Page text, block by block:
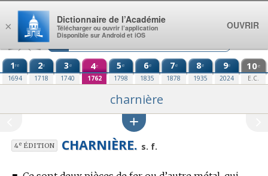
Aller au contenu
1re
1694
2e
1718
3e
1740
4e
1762
5e
1798
6e
1835
7e
1878
8e
1935
9e
2024
10e
E.C.
charnière
4eÉDITION CHARNIÈRE. s. f.
×
Dictionnaire de l’Académie
Télécharger ou ouvrir l’application
Disponible sur Android et iOS
OUVRIR